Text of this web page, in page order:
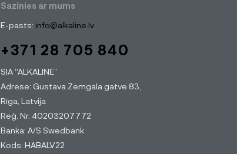
Sazinies ar mums
E-pasts: info@alkaline.lv
+371 28 705 840
SIA “ALKALINE”
Adrese: Gustava Zemgala gatve 83,
Rīga, Latvija
Reģ. Nr. 40203207772
Banka: A/S Swedbank
Kods: HABALV22